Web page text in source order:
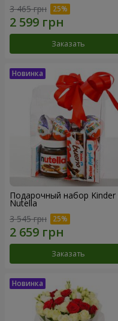
3 465 грн
Заказать
Подарочный набор Kinder
Nutella
3 545 грн
Заказать